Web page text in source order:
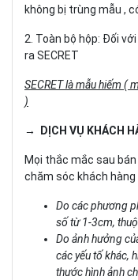
không bị trùng mẫu ,
2. Toàn bộ hộp: Đối
ra SECRET
SECRET là mẫu hiếm (
)
→ DỊCH VỤ KHÁCH
Mọi thắc mắc sau
chăm sóc khách hàng
Do các phương
số từ 1-3cm,
Do ảnh hưởng
các yếu tố khác,
thước hình ảnh